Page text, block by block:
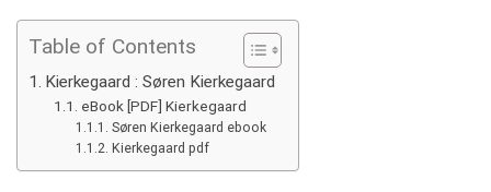
Table of Contents
Kierkegaard : Søren Kierkegaard
eBook [PDF] Kierkegaard
Søren Kierkegaard ebook
Kierkegaard pdf